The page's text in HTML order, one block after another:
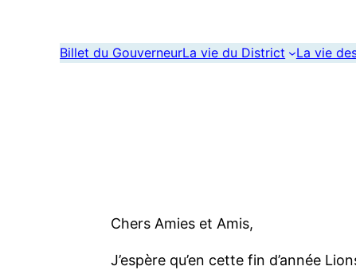
Billet du GouverneurLa vie du District La vie
Chers Amies et Amis,
J’espère qu’en cette fin d’année